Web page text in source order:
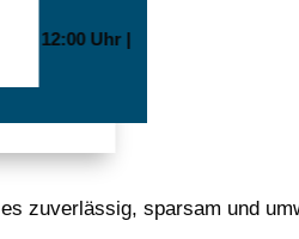
bis 12:00 Uhr |
zuverlässig, sparsam und